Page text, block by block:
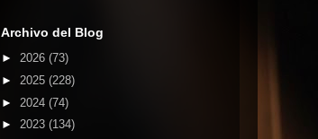
Archivo del Blog
► 2026 (73)
► 2025 (228)
► 2024 (74)
► 2023 (134)